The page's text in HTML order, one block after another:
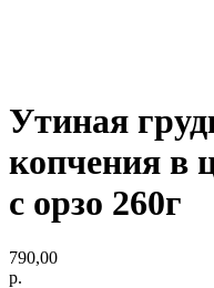
Утиная
копчения в
с орзо 260г
790,00
р.